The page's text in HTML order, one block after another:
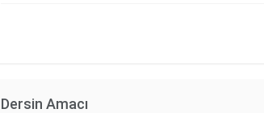
Dersin Amacı